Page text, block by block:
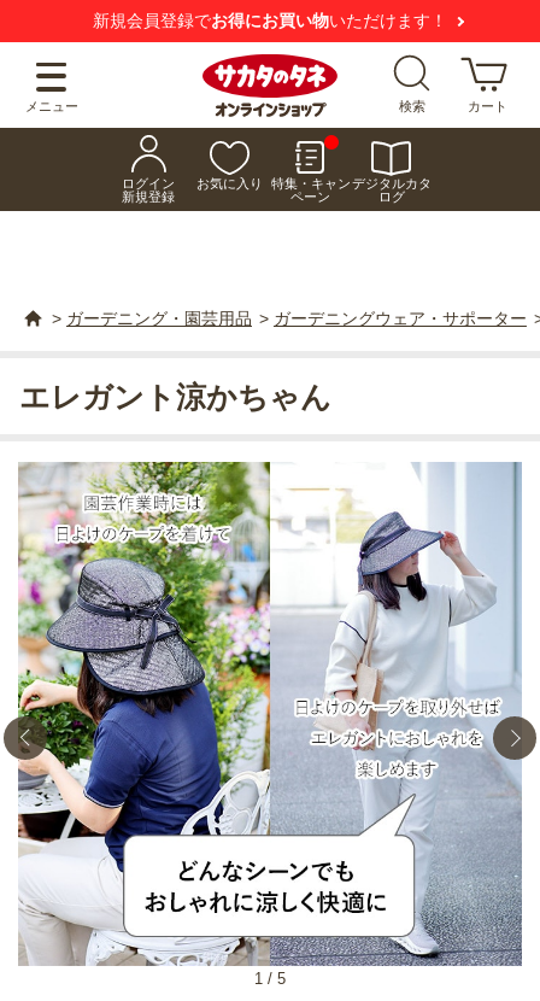
新規会員登録でお得にお買い物いただけます！
メニュー 検索 カート
ログイン
新規登録
お気に入り
特集・キャン
ペーン
デジタルカタ
ログ
> ガーデニング・園芸用品 > ガーデニングウェア・サポーター
1 / 5
エレガント涼かちゃん